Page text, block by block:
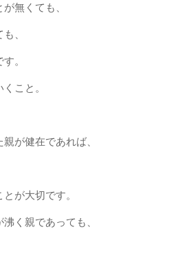
無くても、
、
。
こと。
が健在であれば、
が大切です。
く親であっても、